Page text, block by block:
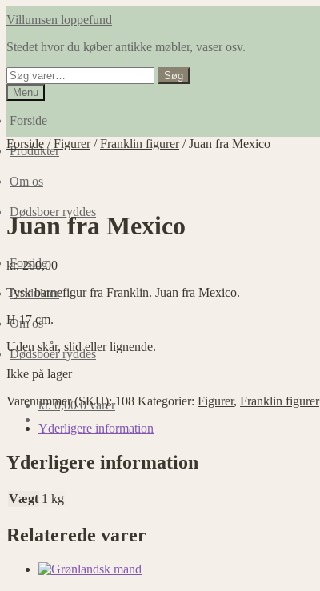
Spring
navigation
Spring
indhold
Villumsen loppefund
Stedet hvor du køber antikke møbler, vaser osv.
Søg
efter:
Søg
Menu
Forside
Produkter
Om os
Dødsboer ryddes
Forside
Produkter
Om os
Dødsboer ryddes
kr.0,00 0 varer
Forside /Figurer/Franklin figurer/Juan fra Mexico
Juan fra Mexico
kr.200,00
Tysk barnefigur fra Franklin. Juan fra Mexico.
H 17 cm.
Uden skår, slid eller lignende.
Ikke på lager
Varenummer (SKU):108 Kategorier: Figurer, Franklin figurer
Yderligere information
Yderligere information
Vægt 1 kg
Relaterede varer